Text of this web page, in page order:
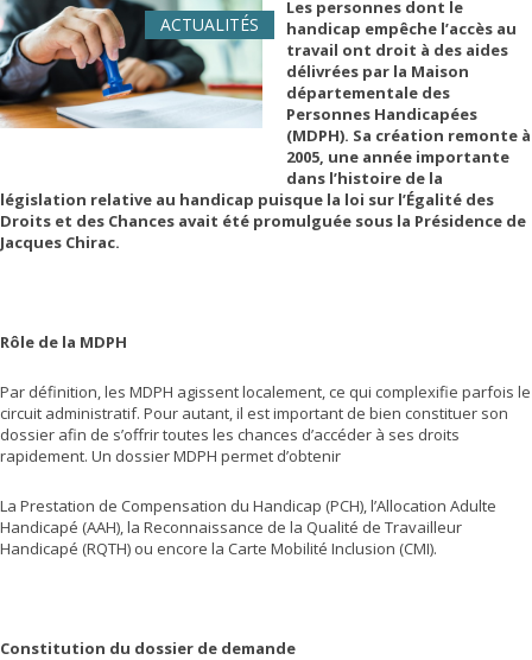
ACTUALITÉS
Les personnes dont le
handicap empêche l’accès au
travail ont droit à des aides
délivrées par la Maison
départementale des
Personnes Handicapées
(MDPH). Sa création remonte à
2005, une année importante
dans l’histoire de la
législation relative au handicap puisque la loi sur l’Égalité des
Droits et des Chances avait été promulguée sous la Présidence de
Jacques Chirac.
Rôle de la MDPH
Par définition, les MDPH agissent localement, ce qui complexifie parfois le
circuit administratif. Pour autant, il est important de bien constituer son
dossier afin de s’offrir toutes les chances d’accéder à ses droits
rapidement. Un dossier MDPH permet d’obtenir
La Prestation de Compensation du Handicap (PCH), l’Allocation Adulte
Handicapé (AAH), la Reconnaissance de la Qualité de Travailleur
Handicapé (RQTH) ou encore la Carte Mobilité Inclusion (CMI).
Constitution du dossier de demande